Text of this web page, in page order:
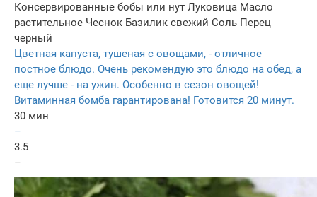
Консервированные бобы или нут Луковица Масло
растительное Чеснок Базилик свежий Соль Перец
черный
Цветная капуста, тушеная с овощами, - отличное
постное блюдо. Очень рекомендую это блюдо на обед, а
еще лучше - на ужин. Особенно в сезон овощей!
Витаминная бомба гарантирована! Готовится 20 минут.
30 мин
–
3.5
–